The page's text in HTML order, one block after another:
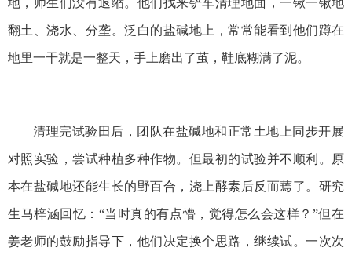
地，师生们没有退缩。他们找来铲车清理地面，一锹一锹地
翻土、浇水、分垄。泛白的盐碱地上，常常能看到他们蹲在
地里一干就是一整天，手上磨出了茧，鞋底糊满了泥。
清理完试验田后，团队在盐碱地和正常土地上同步开展
对照实验，尝试种植多种作物。但最初的试验并不顺利。原
本在盐碱地还能生长的野百合，浇上酵素后反而蔫了。研究
生马梓涵回忆：“当时真的有点懵，觉得怎么会这样？”但在
姜老师的鼓励指导下，他们决定换个思路，继续试。一次次